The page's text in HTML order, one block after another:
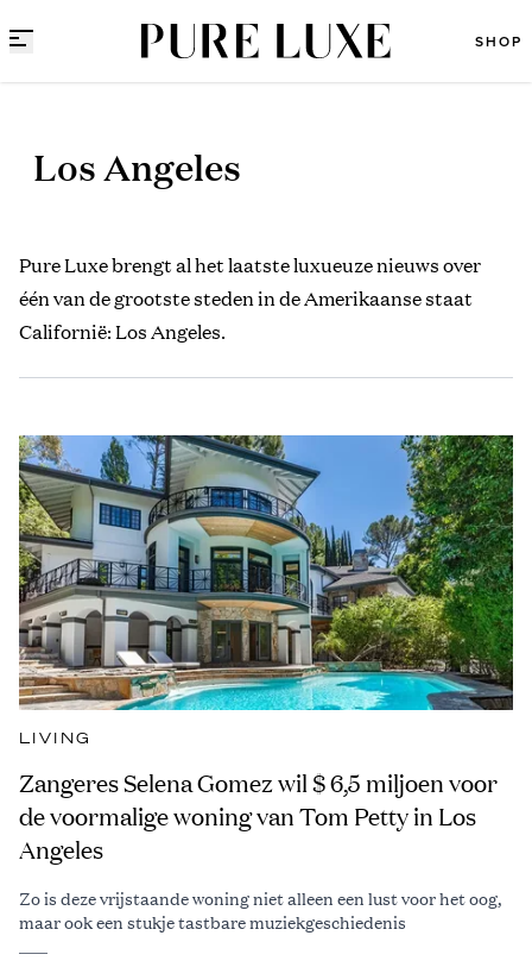
SHOP
Los Angeles
Pure Luxe brengt al het laatste luxueuze nieuws over
één van de grootste steden in de Amerikaanse staat
Californië: Los Angeles.
LIVING
Zangeres Selena Gomez wil $ 6,5 miljoen voor
de voormalige woning van Tom Petty in Los
Angeles
Zo is deze vrijstaande woning niet alleen een lust voor het oog,
maar ook een stukje tastbare muziekgeschiedenis